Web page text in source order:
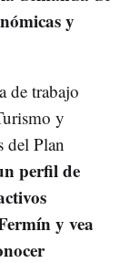
y
de trabajo
y
del Plan
perfil de
y vea